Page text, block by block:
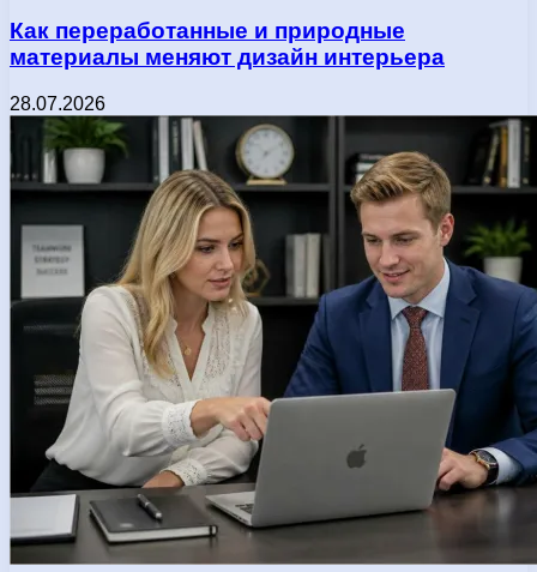
Как переработанные и природные
материалы меняют дизайн интерьера
28.07.2026